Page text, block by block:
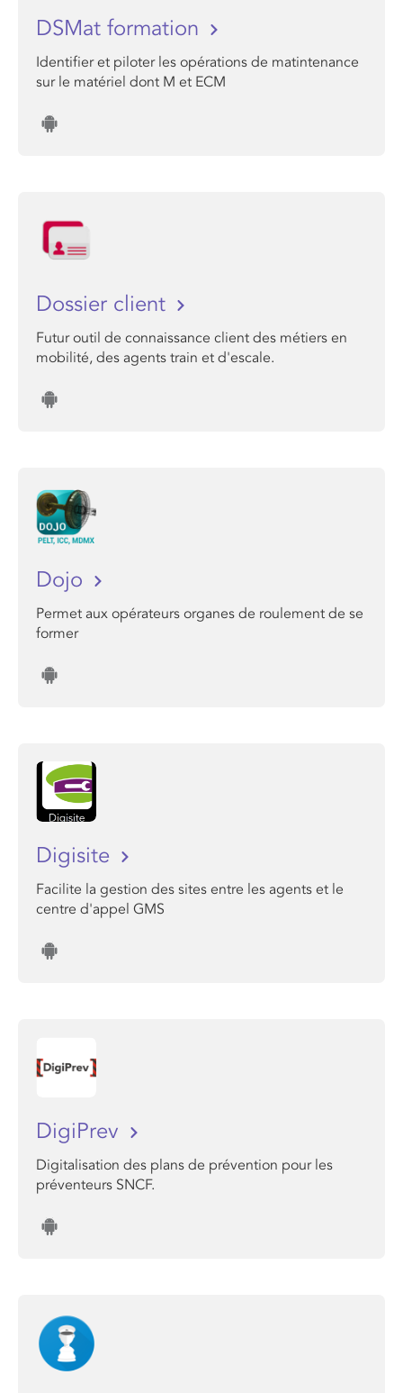
DSMat formation
Identifier et piloter les opérations de matintenance
sur le matériel dont M et ECM
Dossier client
Futur outil de connaissance client des métiers en
mobilité, des agents train et d'escale.
Dojo
Permet aux opérateurs organes de roulement de se
former
Digisite
Facilite la gestion des sites entre les agents et le
centre d'appel GMS
DigiPrev
Digitalisation des plans de prévention pour les
préventeurs SNCF.